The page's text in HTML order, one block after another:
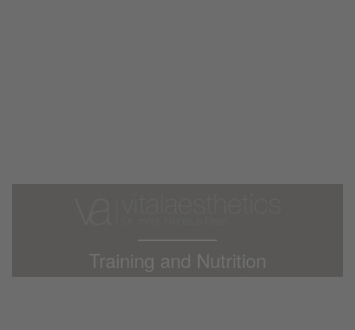
Training and Nutrition